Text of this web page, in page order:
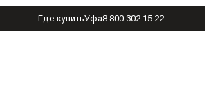
Где купитьУфа8 800 302 15 22